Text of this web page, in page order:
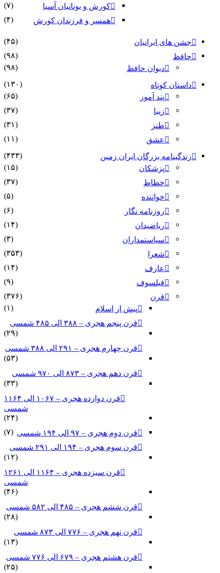
کورش و یونانیان آسیا
(۷)
همسر و فرزندان کورش
(۴)
جشن های ایرانیان
(۴۵)
حافظ
(۹۸)
دیوان حافظ
(۹۸)
داستان کوتاه
(۱۳۰)
پند آموز
(۶۵)
زیبا
(۳۷)
طنز
(۳۱)
عشق
(۱۱)
زندگینامه بزرگان ایران زمین
(۴۳۳)
پزشکان
(۱۵)
خطاط
(۳۷)
خواننده
(۵)
روزنامه نگار
(۶)
ریاضیدان
(۱۴)
سیاستمداران
(۳)
شعرا
(۳۵۳)
عارف
(۱۴)
فیلسوف
(۹)
قرن
(۳۷۶)
پیش از اسلام
(۱)
قرن پنجم هجری – ۳۸۸ الی ۴۸۵ شمسی
(۲۹)
قرن چهارم هجری – ۲۹۱ الی ۳۸۸ شمسی
(۵۳)
قرن دهم هجری – ۸۷۳ الی ۹۷۰ شمسی
(۳۳)
قرن دوازده هجری – ۱۰۶۷ الی ۱۱۶۴
شمسی
(۲۴)
قرن دوم هجری – ۹۷ الی ۱۹۴ شمسی
(۷)
قرن سوم هجری – ۱۹۴ الی ۲۹۱ شمسی
(۱۲)
قرن سیزده هجری – ۱۱۶۴ الی ۱۲۶۱
شمسی
(۴۶)
قرن ششم هجری – ۴۸۵ الی ۵۸۲ شمسی
(۲۸)
قرن نهم هجری – ۷۷۶ الی ۸۷۳ شمسی
(۱۳)
قرن هشتم هجری – ۶۷۹ الی ۷۷۶ شمسی
(۲۵)